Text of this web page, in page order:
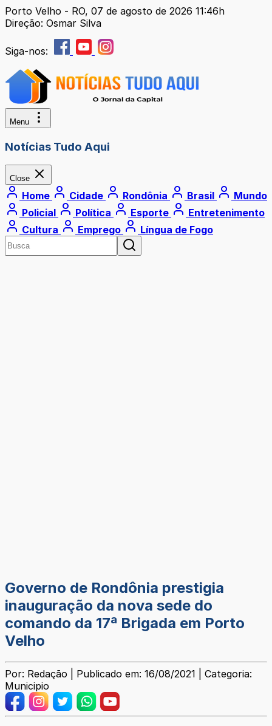
Porto Velho - RO, 07 de agosto de 2026 11:46h
Direção: Osmar Silva
Siga-nos:
Menu
Notícias Tudo Aqui
Close
Home Cidade Rondônia Brasil
Mundo
Policial
Política Esporte
Entretenimento
Cultura
Emprego Língua de Fogo
Governo de Rondônia prestigia
inauguração da nova sede do
comando da 17ª Brigada em Porto
Velho
Por: Redação | Publicado em: 16/08/2021 | Categoria:
Municipio